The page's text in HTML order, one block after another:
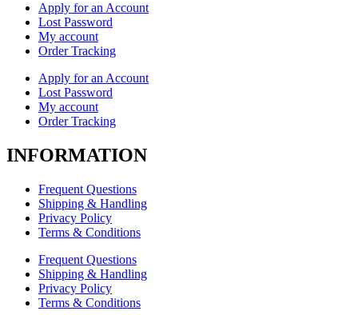
Apply for an Account
Lost Password
My account
Order Tracking
Apply for an Account
Lost Password
My account
Order Tracking
INFORMATION
Frequent Questions
Shipping & Handling
Privacy Policy
Terms & Conditions
Frequent Questions
Shipping & Handling
Privacy Policy
Terms & Conditions